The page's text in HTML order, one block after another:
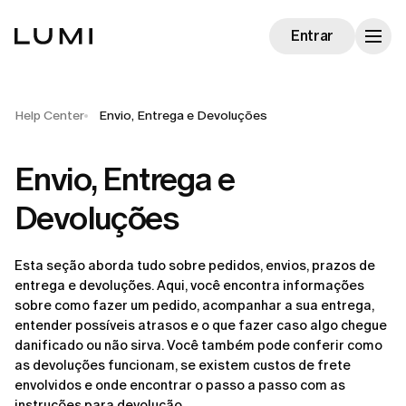
Entrar
Help Center Envio, Entrega e Devoluções
Envio, Entrega e
Devoluções
Esta seção aborda tudo sobre pedidos, envios, prazos de
entrega e devoluções. Aqui, você encontra informações
sobre como fazer um pedido, acompanhar a sua entrega,
entender possíveis atrasos e o que fazer caso algo chegue
danificado ou não sirva. Você também pode conferir como
as devoluções funcionam, se existem custos de frete
envolvidos e onde encontrar o passo a passo com as